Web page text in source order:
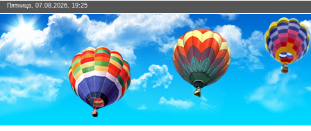
Пятница, 07.08.2026, 19:25